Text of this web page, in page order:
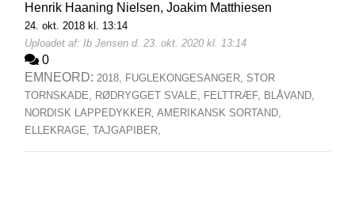
Henrik Haaning Nielsen, Joakim Matthiesen
24. okt. 2018 kl. 13:14
Uploadet af: Ib Jensen d. 23. okt. 2020 kl. 13:14
0
EMNEORD: 2018, FUGLEKONGESANGER, STOR
TORNSKADE, RØDRYGGET SVALE, FELTTRÆF, BLÅVAND,
NORDISK LAPPEDYKKER, AMERIKANSK SORTAND,
ELLEKRAGE, TAJGAPIBER,